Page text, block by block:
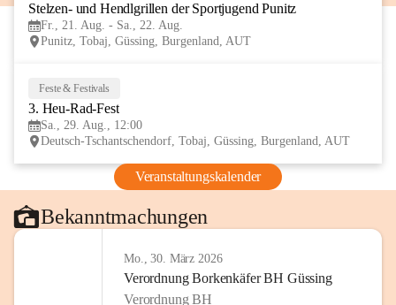
Stelzen- und Hendlgrillen der Sportjugend Punitz
Fr., 21. Aug. - Sa., 22. Aug.
Punitz, Tobaj, Güssing, Burgenland, AUT
Feste & Festivals
3. Heu-Rad-Fest
Sa., 29. Aug., 12:00
Deutsch-Tschantschendorf, Tobaj, Güssing, Burgenland, AUT
Veranstaltungskalender
Bekanntmachungen
Mo., 30. März 2026
Verordnung Borkenkäfer BH Güssing
Verordnung BH